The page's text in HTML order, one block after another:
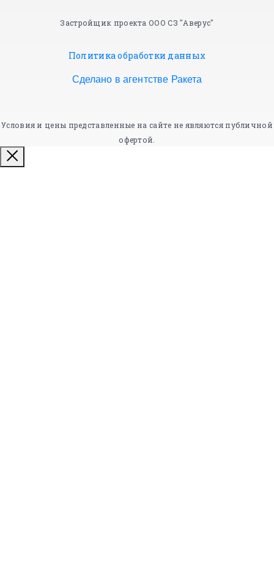
Застройщик проекта ООО СЗ "Аверус"
Политика обработки данных
Сделано в агентстве Ракета
Условия и цены представленные на сайте не являются публичной
офертой.